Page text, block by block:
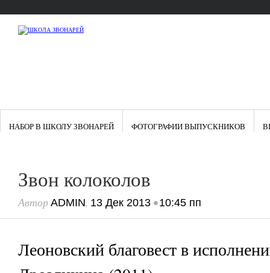
НАБОР В ШКОЛУ ЗВОНАРЕЙ ФОТОГРАФИИ ВЫПУСКНИКОВ
Звон колоколов
Автор ADMIN, 13 Дек 2013 •10:45 пп
Леоновский благовест в